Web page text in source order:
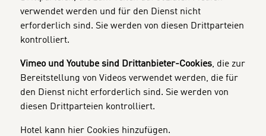
verwendet werden und für den Dienst nicht
erforderlich sind. Sie werden von diesen Drittparteien
kontrolliert.
Vimeo und Youtube sind Drittanbieter-Cookies, die zur
Bereitstellung von Videos verwendet werden, die für
den Dienst nicht erforderlich sind. Sie werden von
diesen Drittparteien kontrolliert.
Hotel kann hier Cookies hinzufügen.